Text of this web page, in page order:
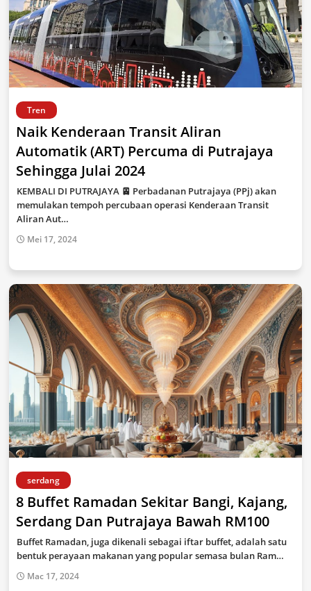
Tren
Naik Kenderaan Transit Aliran
Automatik (ART) Percuma di Putrajaya
Sehingga Julai 2024
KEMBALI DI PUTRAJAYA 🚈 Perbadanan Putrajaya (PPj) akan
memulakan tempoh percubaan operasi Kenderaan Transit
Aliran Aut…
Mei 17, 2024
serdang
8 Buffet Ramadan Sekitar Bangi, Kajang,
Serdang Dan Putrajaya Bawah RM100
Buffet Ramadan, juga dikenali sebagai iftar buffet, adalah satu
bentuk perayaan makanan yang popular semasa bulan Ram…
Mac 17, 2024